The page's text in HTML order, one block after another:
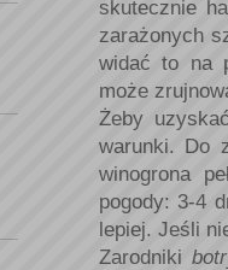
skutecznie
zarażonych
widać to na
może
Żeby
warunki. Do
winogrona
pogody: 3-4
lepiej. Jeśli
Zarodniki